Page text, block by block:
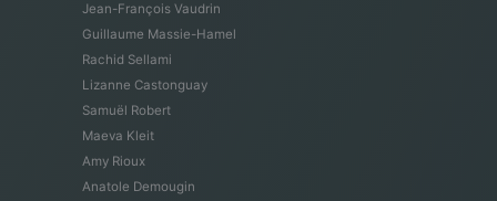
Jean-François Vaudrin
Guillaume Massie-Hamel
Rachid Sellami
Lizanne Castonguay
Samuël Robert
Maeva Kleit
Amy Rioux
Anatole Demougin